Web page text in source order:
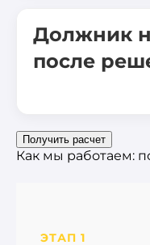
Должник
после
Получить расчет
Как мы работаем:
ЭТАП 1